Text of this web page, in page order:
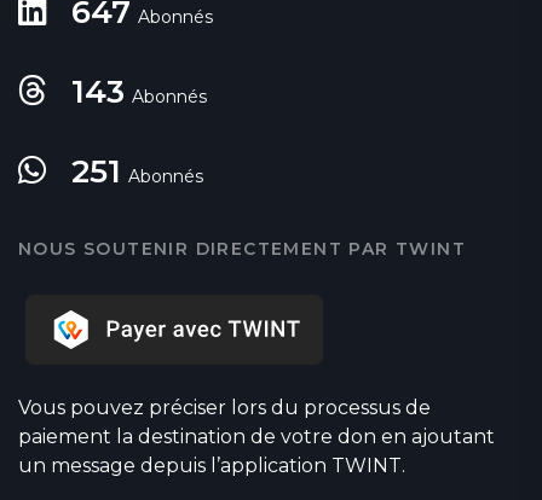
647 Abonnés
143 Abonnés
251 Abonnés
NOUS SOUTENIR DIRECTEMENT PAR TWINT
Vous pouvez préciser lors du processus de
paiement la destination de votre don en ajoutant
un message depuis l’application TWINT.